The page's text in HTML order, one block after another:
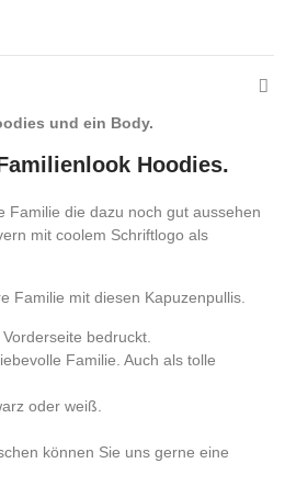
und ein Body.
Hoodies.
Familie die dazu noch gut aussehen
mit coolem Schriftlogo als
Familie mit diesen Kapuzenpullis.
bedruckt.
Familie. Auch als tolle
oder weiß.
können Sie uns gerne eine